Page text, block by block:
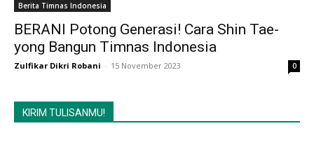
Berita Timnas Indonesia
BERANI Potong Generasi! Cara Shin Tae-
yong Bangun Timnas Indonesia
Zulfikar Dikri Robani - 15 November 2023 0
KIRIM TULISANMU!